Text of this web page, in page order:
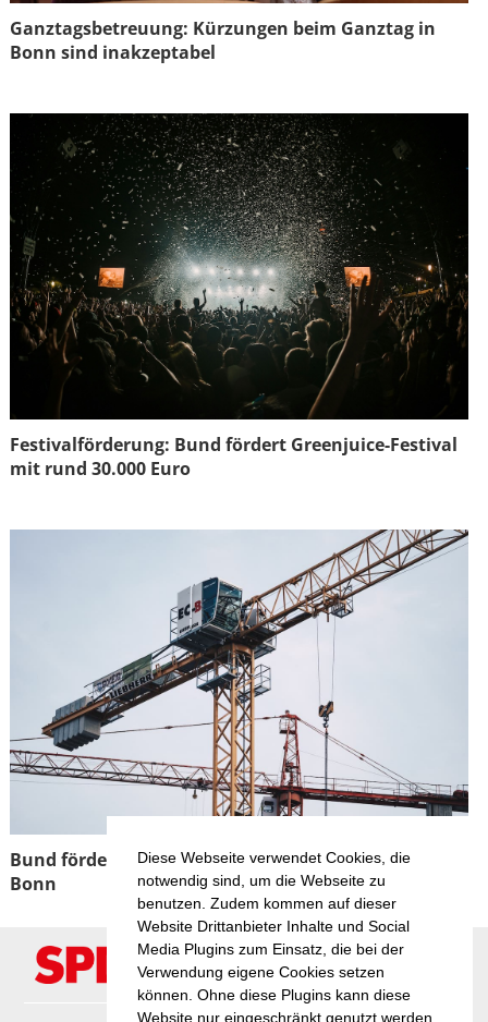
Diese Webseite verwendet Cookies, die
notwendig sind, um die Webseite zu
benutzen. Zudem kommen auf dieser
Website Drittanbieter Inhalte und Social
Media Plugins zum Einsatz, die bei der
Verwendung eigene Cookies setzen
können. Ohne diese Plugins kann diese
Website nur eingeschränkt genutzt werden.
Ganztagsbetreuung: Kürzungen beim Ganztag in
Bonn sind inakzeptabel
Festivalförderung: Bund fördert Greenjuice-Festival
mit rund 30.000 Euro
Bund fördert Projekt für mehr Wohnraumflächen in
Bonn